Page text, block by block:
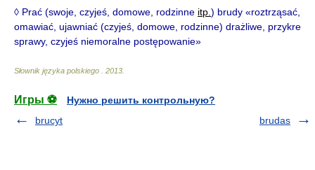
◊ Prać (swoje, czyjeś, domowe, rodzinne itp. ) brudy «roztrząsać,
omawiać, ujawniać (czyjeś, domowe, rodzinne) drażliwe, przykre
sprawy, czyjeś niemoralne postępowanie»
Słownik języka polskiego 2013
Игры ⚽
Нужно решить контрольную?
brucyt
brudas